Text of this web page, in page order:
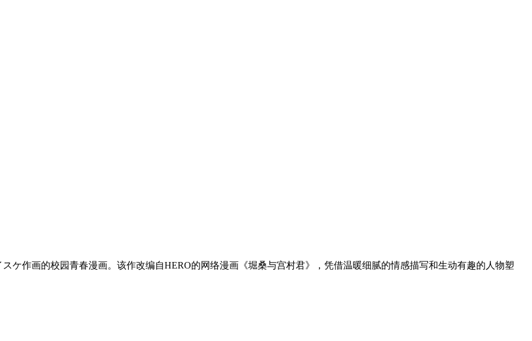
ケ作画的校园青春漫画。该作改编自HERO的网络漫画《堀桑与宫村君》，凭借温暖细腻的情感描写和生动有趣的人物塑